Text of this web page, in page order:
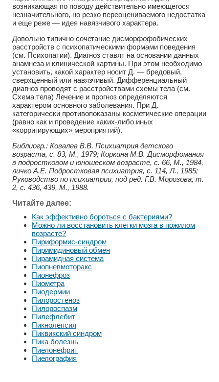
возникающая по поводу действительно имеющегося
незначительного, но резко переоцениваемого недостатка
и еще реже — идея навязчивого характера.
Довольно типично сочетание дисморфофобических
расстройств с психопатическими формами поведения
(см. Психопатии). Диагноз ставят на основании данных
анамнеза и клинической картины. При этом необходимо
установить, какой характер носит Д. — бредовый,
сверхценный или навязчивый. Дифференциальный
диагноз проводят с расстройствами схемы тела (см.
Схема тела) Лечение и прогноз определяются
характером основного заболевания. При Д.
категорически противопоказаны косметические операции
(равно как и проведение каких-либо иных
«корригирующих» мероприятий).
Библиогр.: Ковалев В.В. Психиатрия детского
возраста, с. 83, М., 1979; Коркина М.В. Дисморфомания
в подростковом и юношеском возрасте, с. 66, М., 1984,
личко А.Е. Подростковая психиатрия, с. 114, Л., 1985;
Руководство по психиатрии, под ред. Г.В. Морозова, т.
2, с. 436, 439, М., 1988.
Читайте далее:
Как эффективно бороться с бактериями?
Можно ли восстановить клетки мозга в пожилом
возрасте?
Пириформис-синдром
Пиримидиновый обмен
Пирамидная система
Пиопневмоторакс
Пионефроз
Пиометра
Пиодермии
Пилоростеноз
Пилороспазм
Пилефлебит
Пикнолепсия
Пиквикский синдром
Пика болезнь
Пиелонефрит
Пиелография